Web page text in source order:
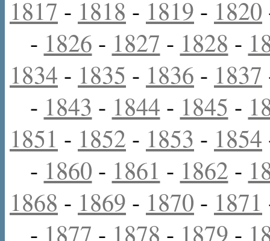
1817 - 1818 - 1819 - 1820
- 1826 - 1827 - 1828 -
1834 - 1835 - 1836 - 1837
- 1843 - 1844 - 1845 -
1851 - 1852 - 1853 - 1854
- 1860 - 1861 - 1862 -
1868 - 1869 - 1870 - 1871
- 1877 - 1878 - 1879 -